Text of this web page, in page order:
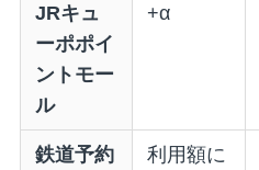
JRキュ
ーポポイ
ントモー
ル
+α
鉄道予約
利用額に